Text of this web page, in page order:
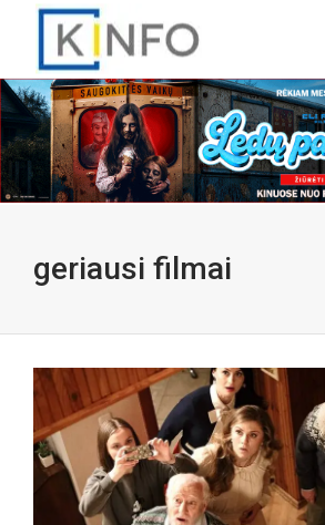
geriausi filmai